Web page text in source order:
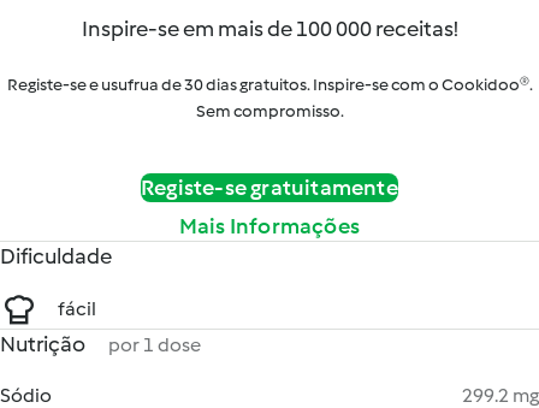
Inspire-se em mais de 100 000 receitas!
Registe-se e usufrua de 30 dias gratuitos. Inspire-se com o Cookidoo®.
Sem compromisso.
Registe-se gratuitamente
Mais Informações
Dificuldade
fácil
Nutrição por 1 dose
Sódio
299.2 mg